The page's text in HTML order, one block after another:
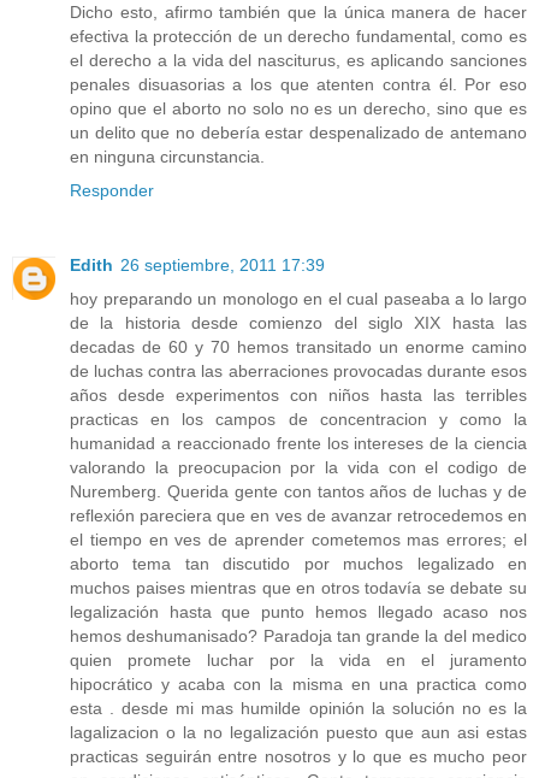
Dicho esto, afirmo también que la única manera de hacer
efectiva la protección de un derecho fundamental, como es
el derecho a la vida del nasciturus, es aplicando sanciones
penales disuasorias a los que atenten contra él. Por eso
opino que el aborto no solo no es un derecho, sino que es
un delito que no debería estar despenalizado de antemano
en ninguna circunstancia.
Responder
Edith 26 septiembre, 2011 17:39
hoy preparando un monologo en el cual paseaba a lo largo
de la historia desde comienzo del siglo XIX hasta las
decadas de 60 y 70 hemos transitado un enorme camino
de luchas contra las aberraciones provocadas durante esos
años desde experimentos con niños hasta las terribles
practicas en los campos de concentracion y como la
humanidad a reaccionado frente los intereses de la ciencia
valorando la preocupacion por la vida con el codigo de
Nuremberg. Querida gente con tantos años de luchas y de
reflexión pareciera que en ves de avanzar retrocedemos en
el tiempo en ves de aprender cometemos mas errores; el
aborto tema tan discutido por muchos legalizado en
muchos paises mientras que en otros todavía se debate su
legalización hasta que punto hemos llegado acaso nos
hemos deshumanisado? Paradoja tan grande la del medico
quien promete luchar por la vida en el juramento
hipocrático y acaba con la misma en una practica como
esta . desde mi mas humilde opinión la solución no es la
lagalizacion o la no legalización puesto que aun asi estas
practicas seguirán entre nosotros y lo que es mucho peor